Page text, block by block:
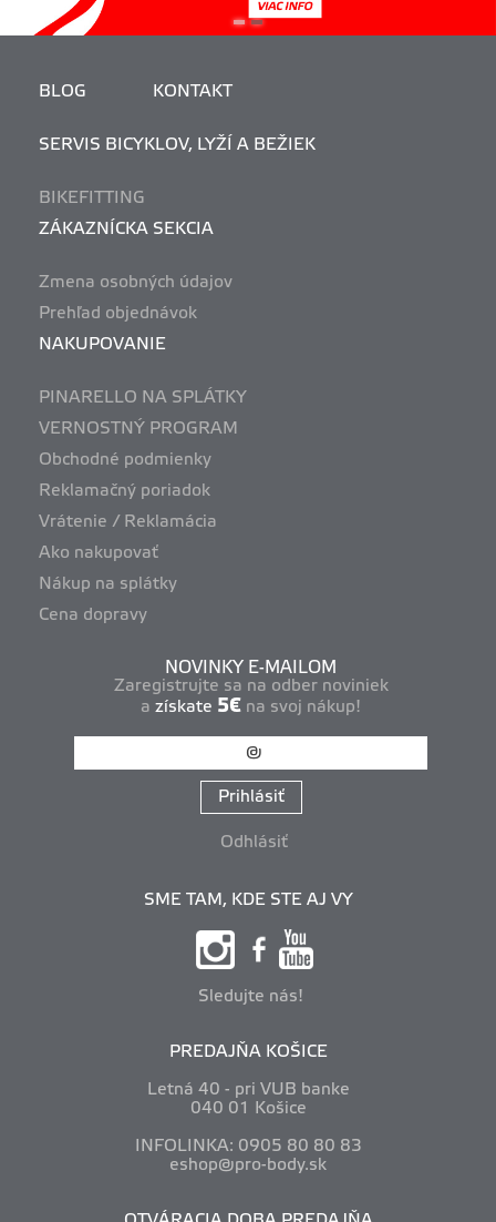
BLOG KONTAKT
SERVIS BICYKLOV, LYŽÍ A BEŽIEK
BIKEFITTING
ZÁKAZNÍCKA SEKCIA
Zmena osobných údajov
Prehľad objednávok
NAKUPOVANIE
PINARELLO NA SPLÁTKY
VERNOSTNÝ PROGRAM
Obchodné podmienky
Reklamačný poriadok
Vrátenie / Reklamácia
Ako nakupovať
Nákup na splátky
Cena dopravy
NOVINKY E-MAILOM
Zaregistrujte sa na odber noviniek
a získate 5€ na svoj nákup!
Prihlásiť
Odhlásiť
SME TAM, KDE STE AJ VY
Sledujte nás!
PREDAJŇA KOŠICE
Letná 40 - pri VUB banke
040 01 Košice
INFOLINKA: 0905 80 80 83
eshop@pro-body.sk